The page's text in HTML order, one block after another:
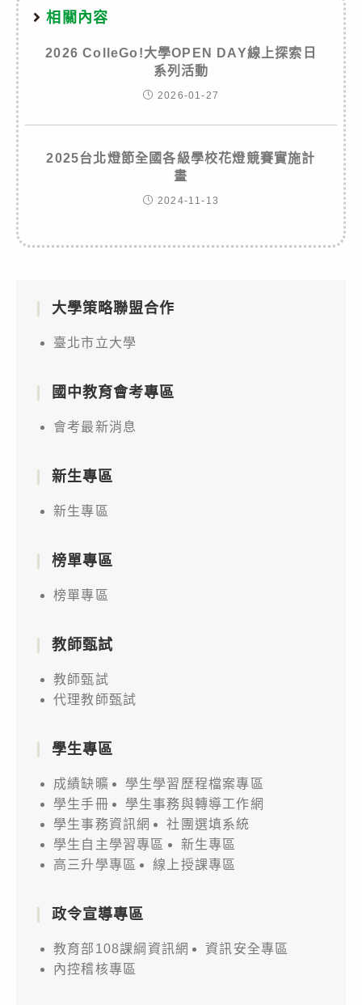
相關內容
2026 ColleGo!大學OPEN DAY線上探索日
系列活動
2026-01-27
2025台北燈節全國各級學校花燈競賽實施計
畫
2024-11-13
大學策略聯盟合作
臺北市立大學
國中教育會考專區
會考最新消息
新生專區
新生專區
榜單專區
榜單專區
教師甄試
教師甄試
代理教師甄試
學生專區
成績缺曠
學生學習歷程檔案專區
學生手冊
學生事務與轉導工作網
學生事務資訊網
社團選填系統
學生自主學習專區
新生專區
高三升學專區
線上授課專區
政令宣導專區
教育部108課綱資訊網
資訊安全專區
內控稽核專區